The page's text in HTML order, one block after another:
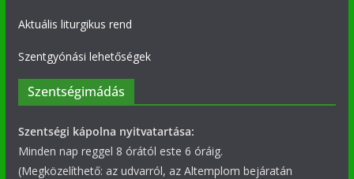
Aktuális liturgikus rend
Szentgyónási lehetőségek
Szentségimádás
Szentségi kápolna nyitvatartása:
Minden nap reggel 8 órától este 6 óráig.
(Megközelíthető: az udvarról, az Altemplom bejáratán